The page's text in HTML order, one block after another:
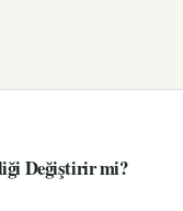
Değiştirir mi?